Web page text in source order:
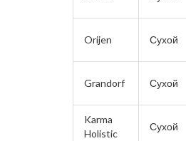
Orijen Сухой
Grandorf Сухой
Karma
Holistic
Сухой